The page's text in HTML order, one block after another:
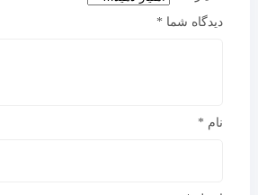
دیدگاه شما *
نام *